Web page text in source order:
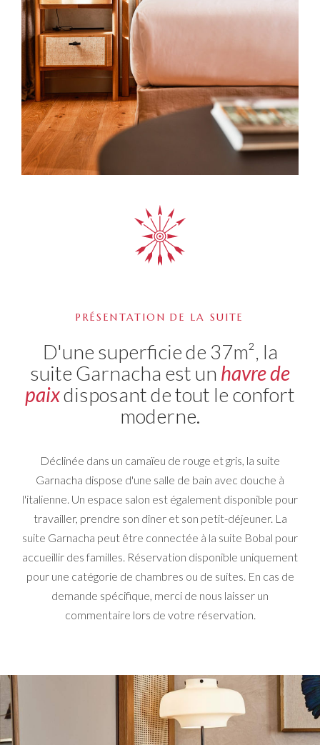
PRÉSENTATION DE LA SUITE
D'une superficie de 37m², la
suite Garnacha est un havre de
paixdisposant de tout le confort
moderne.
Déclinée dans un camaïeu de rouge et gris, la suite
Garnacha dispose d'une salle de bain avec douche à
l'italienne. Un espace salon est également disponible pour
travailler, prendre son dîner et son petit-déjeuner. La
suite Garnacha peut être connectée à la suite Bobal pour
accueillir des familles. Réservation disponible uniquement
pour une catégorie de chambres ou de suites. En cas de
demande spécifique, merci de nous laisser un
commentaire lors de votre réservation.